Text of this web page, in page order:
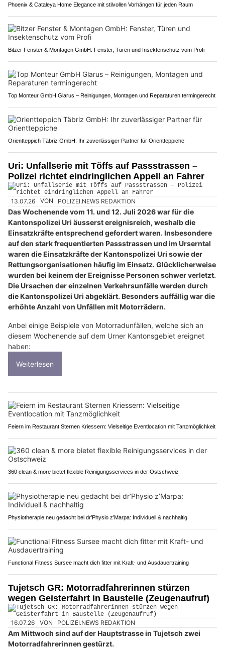
Phoenix & Cataleya Home Elegance mit stilvollen Vorhängen für jeden Raum
Bitzer Fenster & Montagen GmbH: Fenster, Türen und Insektenschutz vom Profi
Top Monteur GmbH Glarus – Reinigungen, Montagen und Reparaturen termingerecht
Orientteppich Täbriz GmbH: Ihr zuverlässiger Partner für Orientteppiche
Uri: Unfallserie mit Töffs auf Passstrassen –
Polizei richtet eindringlichen Appell an Fahrer
13.07.26 VON POLIZEI.NEWS REDAKTION
Das Wochenende vom 11. und 12. Juli 2026 war für die
Kantonspolizei Uri äusserst ereignisreich, weshalb die
Einsatzkräfte entsprechend gefordert waren. Insbesondere
auf den stark frequentierten Passstrassen und im Urserntal
waren die Einsatzkräfte der Kantonspolizei Uri sowie der
Rettungsorganisationen häufig im Einsatz. Glücklicherweise
wurden bei keinem der Ereignisse Personen schwer verletzt.
Die Ursachen der einzelnen Verkehrsunfälle werden durch
die Kantonspolizei Uri abgeklärt. Besonders auffällig war die
erhöhte Anzahl von Unfällen mit Motorrädern.
Anbei einige Beispiele von Motorradunfällen, welche sich an
diesem Wochenende auf dem Urner Kantonsgebiet ereignet
haben:
Weiterlesen
Feiern im Restaurant Sternen Kriessern: Vielseitige Eventlocation mit Tanzmöglichkeit
360 clean & more bietet flexible Reinigungsservices in der Ostschweiz
Physiotherapie neu gedacht bei dr’Physio z’Marpa: Individuell & nachhaltig
Functional Fitness Sursee macht dich fitter mit Kraft- und Ausdauertraining
Tujetsch GR: Motorradfahrerinnen stürzen
wegen Geisterfahrt in Baustelle (Zeugenaufruf)
16.07.26 VON POLIZEI.NEWS REDAKTION
Am Mittwoch sind auf der Hauptstrasse in Tujetsch zwei
Motorradfahrerinnen gestürzt.